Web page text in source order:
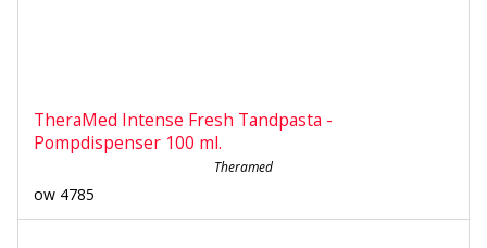
TheraMed Intense Fresh Tandpasta -
Pompdispenser 100 ml.
Theramed
ow 4785